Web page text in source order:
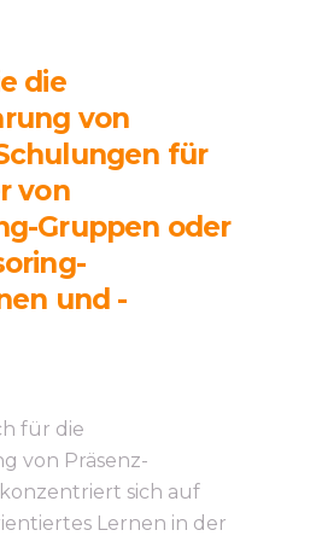
die
von
für
von
Gruppen oder
und -
für die
von Präsenz-
sich auf
Lernen in der